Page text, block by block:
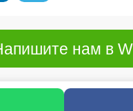
нам в